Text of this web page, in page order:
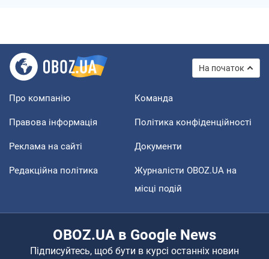
На початок
Про компанію Команда
Правова інформація Політика конфіденційності
Реклама на сайті Документи
Редакційна політика
Журналісти OBOZ.UA на
місці подій
OBOZ.UA в Google News
Підписуйтесь, щоб бути в курсі останніх новин